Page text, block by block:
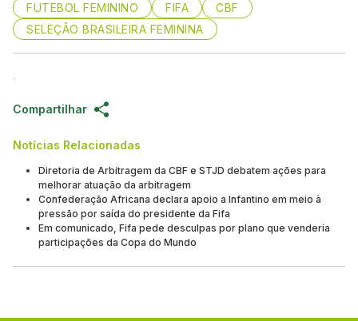
FUTEBOL FEMININO FIFA
CBF
SELEÇÃO BRASILEIRA FEMININA
Compartilhar
Notícias Relacionadas
Diretoria de Arbitragem da CBF e STJD debatem ações para
melhorar atuação da arbitragem
Confederação Africana declara apoio a Infantino em meio à
pressão por saída do presidente da Fifa
Em comunicado, Fifa pede desculpas por plano que venderia
participações da Copa do Mundo